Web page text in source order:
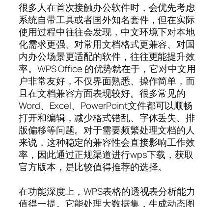
很多人在首次接触办公软件时，会优先考虑
系统自带工具或者国外知名套件，但在实际
使用过程中往往会发现，中文环境下对本地
化需求更强、对常用文档格式更兼容、对国
内办公场景更适配的软件，往往更能提升效
率。WPS Office 的优势就在于，它对中文用
户非常友好，不仅界面熟悉、操作简单，而
且在文档兼容方面表现较好。很多常见的
Word、Excel、PowerPoint文件都可以顺畅
打开和编辑，减少格式错乱、字体丢失、排
版偏移等问题。对于需要频繁处理文档的人
来说，这种稳定的兼容性会直接影响工作效
率，因此通过正规渠道进行wps下载，获取
官方版本，是比较值得推荐的选择。
在功能深度上，WPS表格的透视表分析能力
值得一提。它能处理大数据集，生成动态图